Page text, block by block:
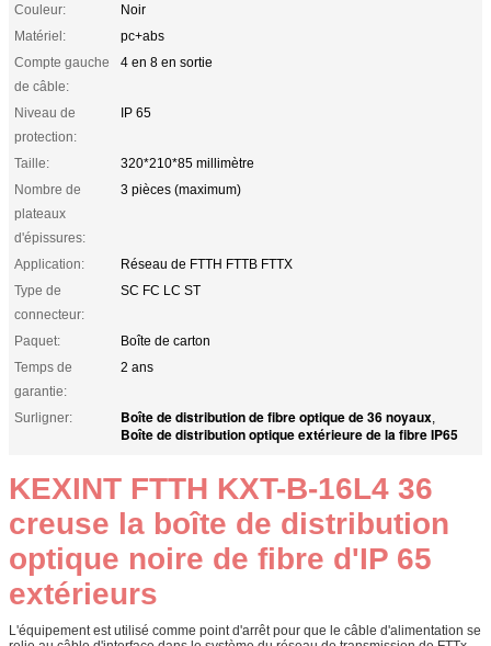
Couleur:
Noir
Matériel:
pc+abs
Compte gauche
de câble:
4 en 8 en sortie
Niveau de
protection:
IP 65
Taille:
320*210*85 millimètre
Nombre de
plateaux
d'épissures:
3 pièces (maximum)
Application:
Réseau de FTTH FTTB FTTX
Type de
connecteur:
SC FC LC ST
Paquet:
Boîte de carton
Temps de
garantie:
2 ans
Surligner: Boîte de distribution de fibre optique de 36 noyaux,
Boîte de distribution optique extérieure de la fibre IP65
KEXINT FTTH KXT-B-16L4 36
creuse la boîte de distribution
optique noire de fibre d'IP 65
extérieurs
L'équipement est utilisé comme point d'arrêt pour que le câble d'alimentation se